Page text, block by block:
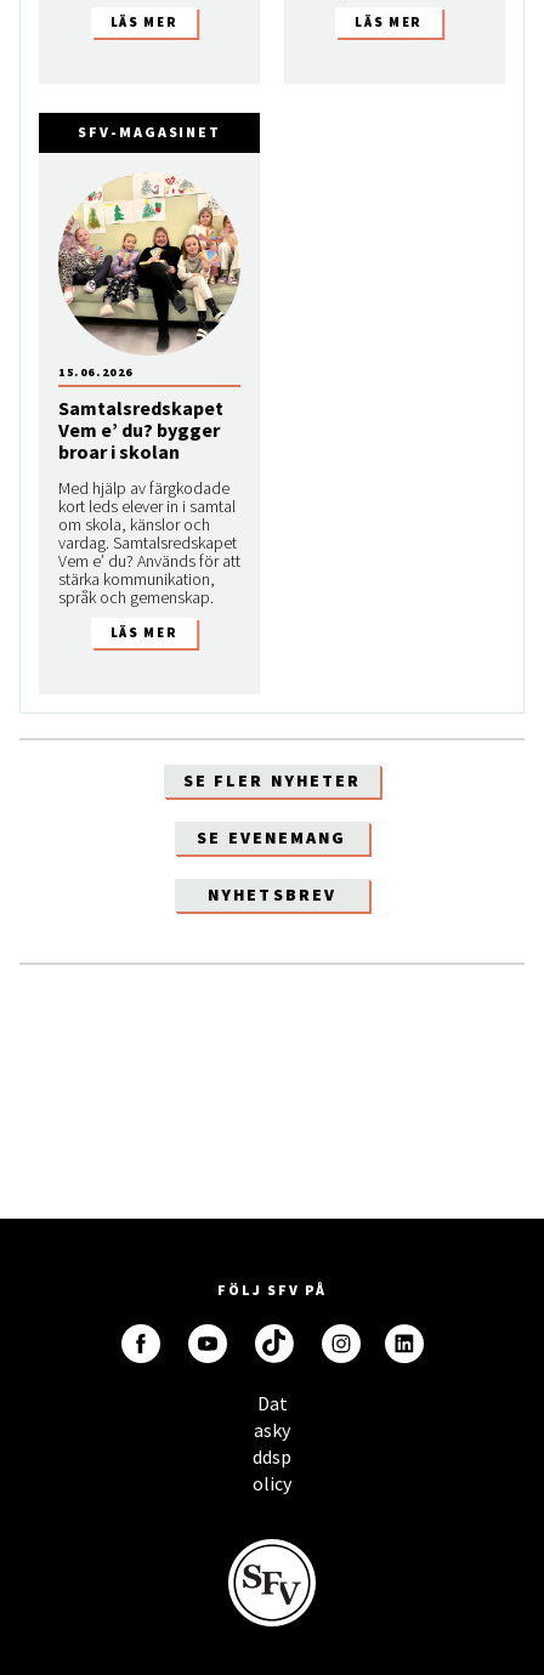
SFV-MAGASINET
Samtalsredskapet
Vem e’ du? bygger
broar i skolan
Med hjälp av färgkodade
kort leds elever in i samtal
om skola, känslor och
vardag. Samtalsredskapet
Vem e’ du? Används för att
stärka kommunikation,
språk och gemenskap.
15.06.2026
SE FLER NYHETER
SE EVENEMANG
NYHETSBREV
FÖLJ SFV PÅ
Dat
asky
ddsp
olicy